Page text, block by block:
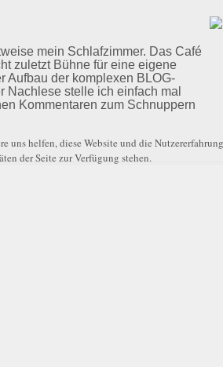
mein Schlafzimmer. Das Café
zuletzt Bühne für eine eigene
Aufbau der komplexen BLOG-
Nachlese stelle ich einfach mal
Kommentaren zum Schnuppern
helfen, diese Website und die
der Seite zur Verfügung stehen.